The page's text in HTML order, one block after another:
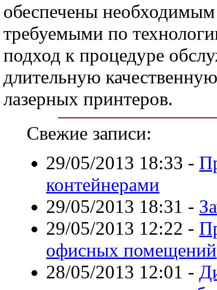
обеспечены
требуемыми по
подход к процедуре
длительную
лазерных принтеров.
Свежие записи:
29/05/2013 18:33 -
контейнерами
29/05/2013 18:31 -
29/05/2013 12:22 -
офисных помещений
28/05/2013 12:01 -